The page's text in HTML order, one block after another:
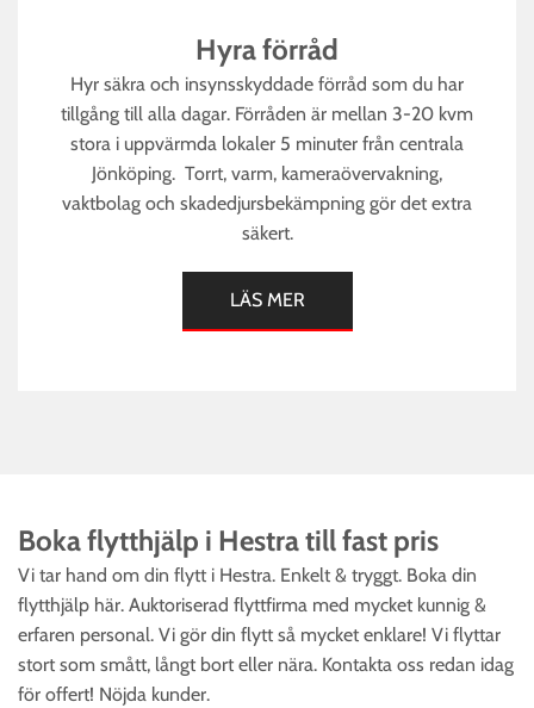
Hyra förråd
Hyr säkra och insynsskyddade förråd som du har
tillgång till alla dagar. Förråden är mellan 3-20 kvm
stora i uppvärmda lokaler 5 minuter från centrala
Jönköping. Torrt, varm, kameraövervakning,
vaktbolag och skadedjursbekämpning gör det extra
säkert.
LÄS MER
Boka flytthjälp i Hestra till fast pris‎
Vi tar hand om din flytt i Hestra. Enkelt & tryggt. Boka din
flytthjälp här. Auktoriserad flyttfirma med mycket kunnig &
erfaren personal. Vi gör din flytt så mycket enklare! Vi flyttar
stort som smått, långt bort eller nära. Kontakta oss redan idag
för offert! Nöjda kunder.